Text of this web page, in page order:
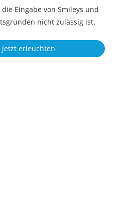
Eingabe von Smileys und
nicht zulässig ist.
jetzt erleuchten